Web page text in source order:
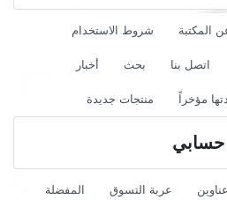
المكتبة شروط الاستخدام
اتصل بنا بحث أخبار
مؤخراً منتجات جديدة
حسابي
عناوين عربة التسوق المفضلة